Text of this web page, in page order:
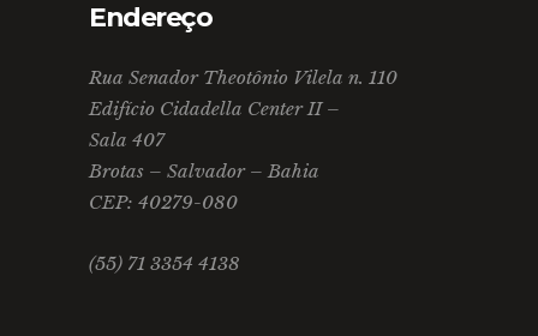
Endereço
Rua Senador Theotônio Vilela n. 110
Edifício Cidadella Center II –
Sala 407
Brotas – Salvador – Bahia
CEP: 40279-080
(55) 71 3354 4138